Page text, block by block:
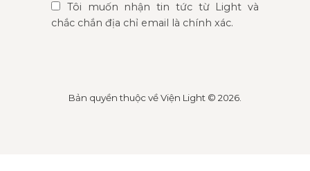
Tôi muốn nhận tin tức từ Light và
chắc chắn địa chỉ email là chính xác.
Bản quyền thuộc vềViện Light © 2026.